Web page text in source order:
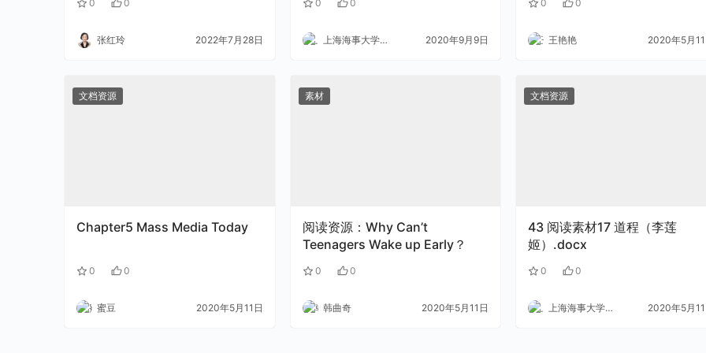
0 0
张红玲 2022年7月28日
0 0
上海海事大学外语 2020年9月9日
0 0
王艳艳 2020年5月11
文档资源
Chapter5 Mass Media Today
0 0
蜜豆 2020年5月11日
素材
阅读资源：Why Can’t
Teenagers Wake up Early？
0 0
韩曲奇 2020年5月11日
文档资源
43 阅读素材17 道程（李莲
姬）.docx
0 0
上海海事大学外语 2020年5月11